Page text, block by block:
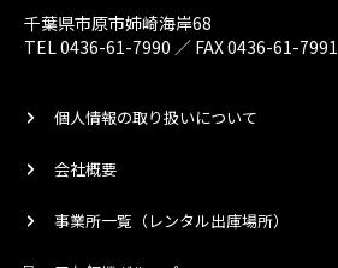
千葉県市原市姉崎海岸68
TEL 0436-61-7990 ／ FAX 0436-61-7991
個人情報の取り扱いについて
会社概要
事業所一覧（レンタル出庫場所）